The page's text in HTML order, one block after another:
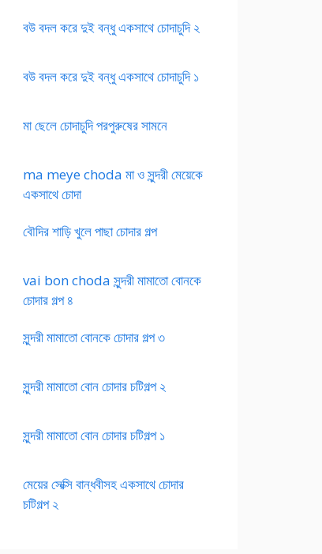
বউ বদল করে দুই বন্ধু একসাথে চোদাচুদি ২
বউ বদল করে দুই বন্ধু একসাথে চোদাচুদি ১
মা ছেলে চোদাচুদি পরপুরুষের সামনে
ma meye choda মা ও সুন্দরী মেয়েকে
একসাথে চোদা
বৌদির শাড়ি খুলে পাছা চোদার গল্প
vai bon choda সুন্দরী মামাতো বোনকে
চোদার গল্প ৪
সুন্দরী মামাতো বোনকে চোদার গল্প ৩
সুন্দরী মামাতো বোন চোদার চটিগল্প ২
সুন্দরী মামাতো বোন চোদার চটিগল্প ১
মেয়ের সেক্সি বান্ধবীসহ একসাথে চোদার
চটিগল্প ২